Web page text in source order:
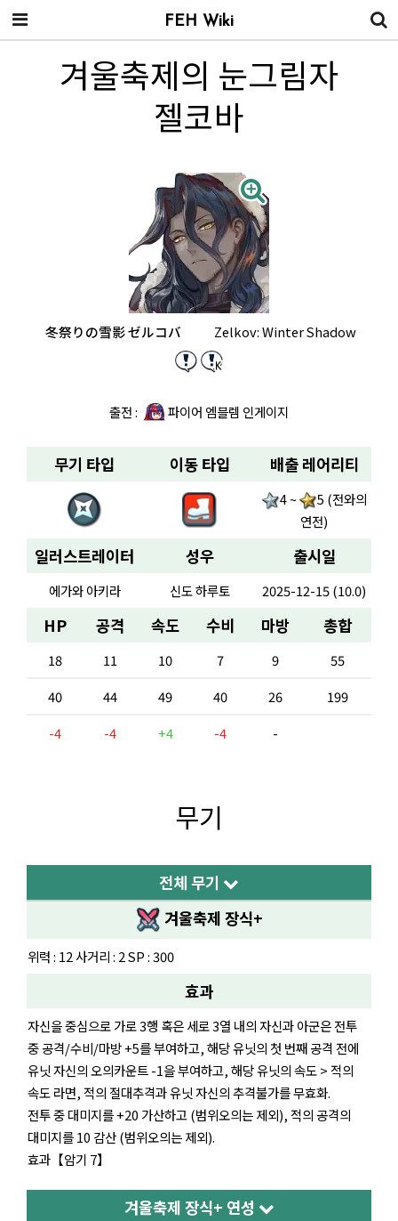
겨울축제의 눈그림자
젤코바
冬祭りの雪影 ゼルコバ Zelkov: Winter Shadow
출전 : 파이어 엠블렘 인게이지
무기 타입 이동 타입 배출 레어리티
4 ~
5 (전와의
연전)
일러스트레이터 성우 출시일
에가와 아키라 신도 하루토 2025-12-15 (10.0)
HP 공격 속도 수비 마방 총합
18 11 10 7 9
55
40
44 49 40 26
199
-4
-4 +4 -4 -
무기
전체 무기
겨울축제 장식+
위력 : 12 사거리 : 2 SP : 300
효과
자신을 중심으로 가로 3행 혹은 세로 3열 내의 자신과 아군은 전투
중 공격/수비/마방 +5를 부여하고, 해당 유닛의 첫 번째 공격 전에
유닛 자신의 오의카운트 -1을 부여하고, 해당 유닛의 속도 > 적의
속도 라면, 적의 절대추격과 유닛 자신의 추격불가를 무효화.
전투 중 대미지를 +20 가산하고 (범위오의는 제외), 적의 공격의
대미지를 10 감산 (범위오의는 제외).
효과【암기 7】
겨울축제 장식+ 연성
FEH Wiki